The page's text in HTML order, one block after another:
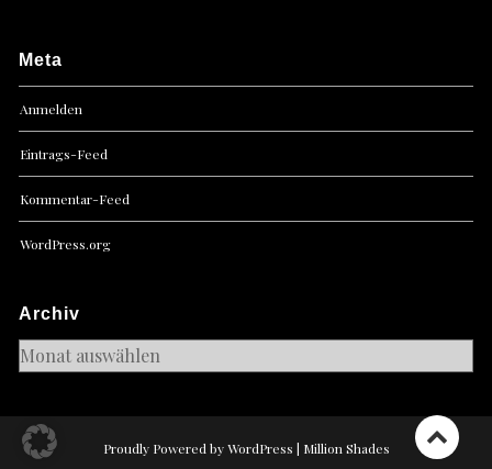
Meta
Anmelden
Eintrags-Feed
Kommentar-Feed
WordPress.org
Archiv
Archiv
Proudly Powered by WordPress | Million Shades